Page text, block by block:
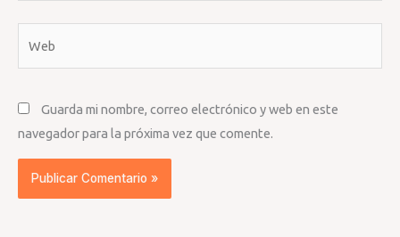
Guarda mi nombre, correo electrónico y web en este
navegador para la próxima vez que comente.